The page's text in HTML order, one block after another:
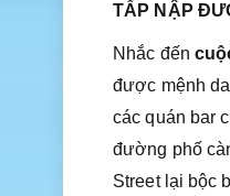
TẤP NẬP
Nhắc đến
được mệnh
các quán bar
đường phố
Street lại bộc